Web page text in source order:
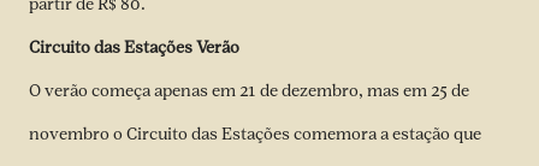
partir de R$ 80.
Circuito das Estações Verão
O verão começa apenas em 21 de dezembro, mas em 25 de
novembro o Circuito das Estações comemora a estação que